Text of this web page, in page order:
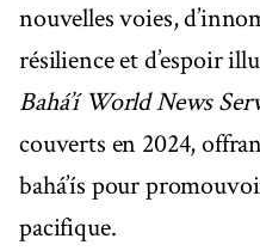
nouvelles voies,
résilience et d’espoir
Bahá’í World News
couverts en 2024,
bahá’ís pour
pacifique.